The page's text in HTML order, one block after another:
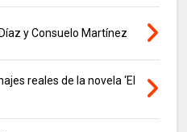
y Consuelo Martínez
reales de la novela ‘El